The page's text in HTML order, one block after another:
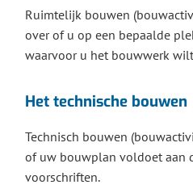
Ruimtelijk bouwen
over of u op een bepaalde
waarvoor u het bouwwerk
Het technische bouwen
Technisch bouwen
of uw bouwplan voldoet aan
voorschriften.